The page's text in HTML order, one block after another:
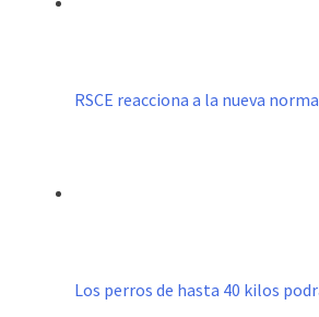
RSCE reacciona a la nueva
Los perros de hasta 40 kilos